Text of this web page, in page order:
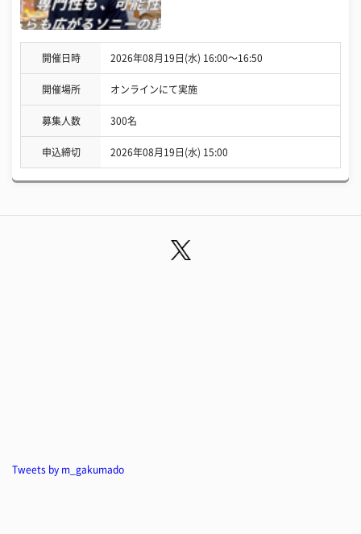
開催日時 2026年08月19日(水) 16:00〜16:50
開催場所 オンラインにて実施
募集人数 300名
申込締切 2026年08月19日(水) 15:00
Tweets by m_gakumado